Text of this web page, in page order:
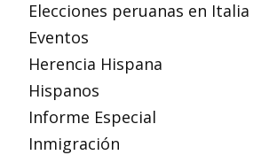
Elecciones peruanas en Italia
Eventos
Herencia Hispana
Hispanos
Informe Especial
Inmigración